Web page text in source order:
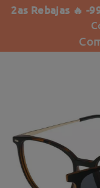
2as Rebajas 🔥 -